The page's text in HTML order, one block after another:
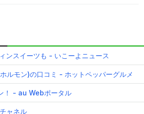
ンスイーツも - いこーよニュース
ルモン)の口コミ - ホットペッパーグルメ
！ - au Webポータル
ャネル